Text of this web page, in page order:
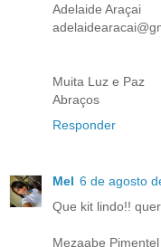
Adelaide Araçai
Muita Luz e Paz
Abraços
Responder
Mel 6 de agosto
Que kit lindo!!
Mezaabe